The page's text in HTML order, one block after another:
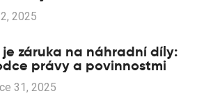
2025
záruka na náhradní díly:
právy a povinnostmi
31, 2025